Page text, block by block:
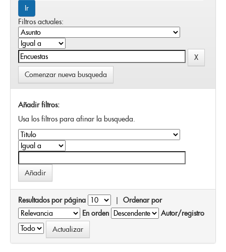
Filtros actuales:
Comenzar nueva busqueda
Añadir filtros:
Usa los filtros para afinar la busqueda.
Resultados por página | Ordenar por
En orden
Autor/registro